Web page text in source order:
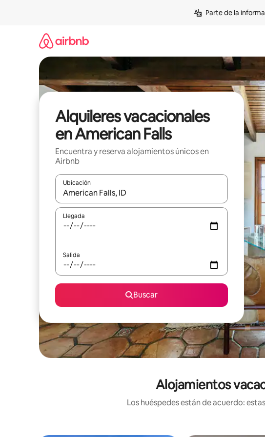
Parte de la
Alquileres vacacionales
en American Falls
Encuentra y reserva alojamientos únicos en
Airbnb
Ubicación
Cuando los resultados estén disponibles, navega con las teclas
Llegada
Salida
Buscar
Alojamientos
Los huéspedes están de acuerdo: